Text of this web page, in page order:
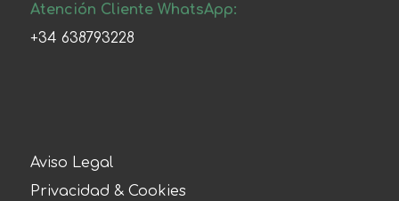
Atención Cliente WhatsApp:
+34 638793228
Aviso Legal
Privacidad & Cookies